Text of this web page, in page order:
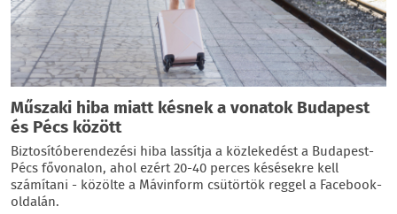
Műszaki hiba miatt késnek a vonatok Budapest
és Pécs között
Biztosítóberendezési hiba lassítja a közlekedést a Budapest-
Pécs fővonalon, ahol ezért 20-40 perces késésekre kell
számítani - közölte a Mávinform csütörtök reggel a Facebook-
oldalán.